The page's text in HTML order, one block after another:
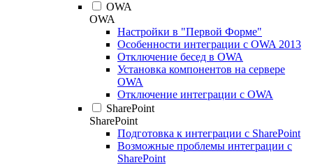
OWA
OWA
Настройки в "Первой Форме"
Особенности интеграции с OWA 2013
Отключение бесед в OWA
Установка компонентов на сервере
OWA
Отключение интеграции с OWA
SharePoint
SharePoint
Подготовка к интеграции с SharePoint
Возможные проблемы интеграции с
SharePoint